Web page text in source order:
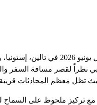
أمبيزيون هو مؤتمر يركز على
نظراً لقصر مسافة
تظل معظم المحادثات قريبة
تركيز ملحوظ على السماح